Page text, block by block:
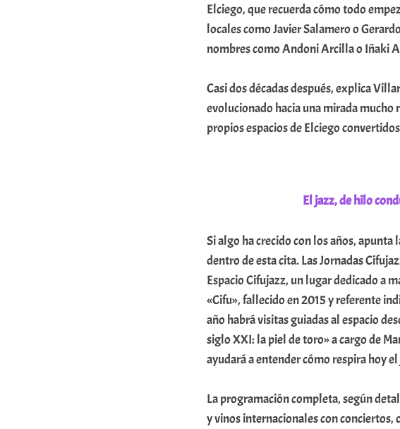
Elciego, que recuerda cómo todo
locales como Javier Salamero o
nombres como Andoni Arcilla o Iñaki
Casi dos décadas después, explica
evolucionado hacia una mirada
propios espacios de Elciego
El jazz, de hilo
Si algo ha crecido con los años,
dentro de esta cita. Las Jornadas
Espacio Cifujazz, un lugar dedicado a
«Cifu», fallecido en 2015 y referente
año habrá visitas guiadas al espacio
siglo XXI: la piel de toro» a cargo de
ayudará a entender cómo respira hoy
La programación completa, según
y vinos internacionales con conciertos,